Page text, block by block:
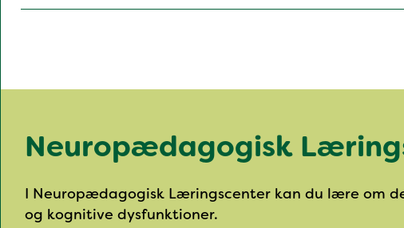
Neuropædagogisk
I Neuropædagogisk Læringscenter kan du lære om
og kognitive dysfunktioner.